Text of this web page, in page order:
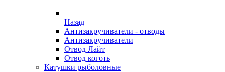
Назад
Антизакручиватели - отводы
Антизакручиватели
Отвод Лайт
Отвод коготь
Катушки рыболовные